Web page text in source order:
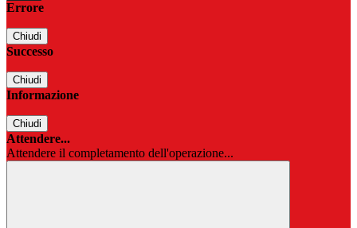
Errore
Chiudi
Successo
Chiudi
Informazione
Chiudi
Attendere...
Attendere il completamento dell'operazione...